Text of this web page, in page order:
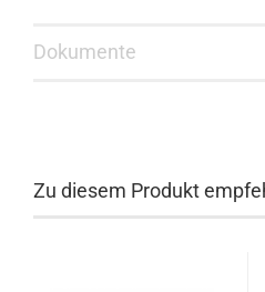
Dokumente
Zu diesem Produkt